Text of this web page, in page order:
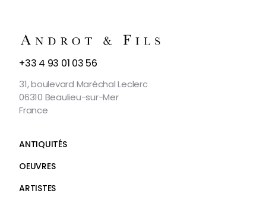
NOUS
+33 4 93 01 03 56
31, boulevard Maréchal Leclerc
06310 Beaulieu-sur-Mer
France
ANTIQUITÉS
OEUVRES
ARTISTES